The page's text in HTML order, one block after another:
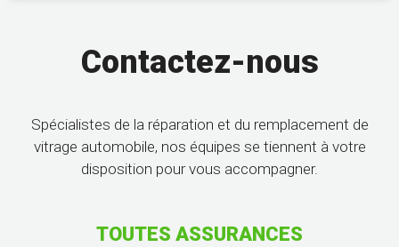
Contactez-nous
Spécialistes de la réparation et du remplacement de
vitrage automobile, nos équipes se tiennent à votre
disposition pour vous accompagner.
TOUTES ASSURANCES